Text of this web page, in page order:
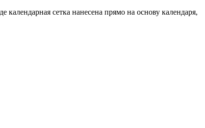
сетка нанесена прямо на основу календаря,